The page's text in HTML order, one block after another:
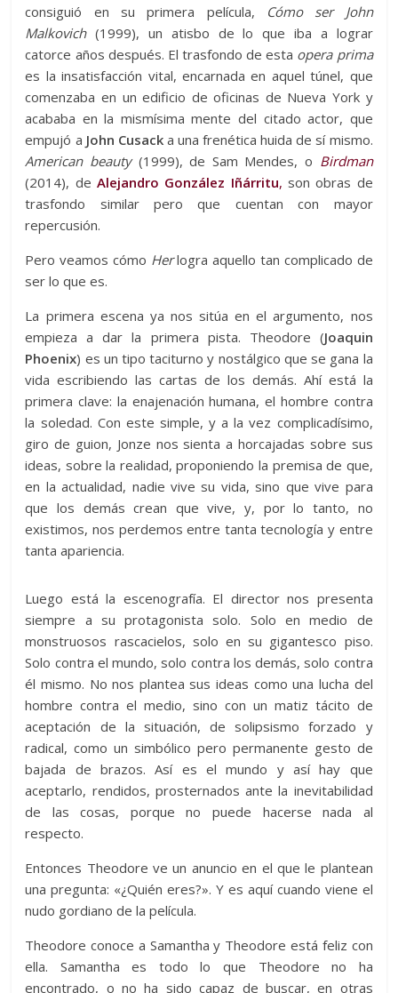
consiguió en su primera película,
Cómo ser John
Malkovich(1999), un atisbo de lo que iba a lograr
catorce años después. El trasfondo de esta opera prima
es la insatisfacción vital, encarnada en aquel túnel, que
comenzaba en un edificio de oficinas de Nueva York y
acababa en la mismísima mente del citado actor, que
empujó a John Cusacka una frenética huida de sí mismo.
American beauty(1999), de Sam Mendes, o Birdman
(2014), de Alejandro González Iñárritu, son obras de
trasfondo similar pero que cuentan con mayor
repercusión.
Pero veamos cómo Herlogra aquello tan complicado de
ser lo que es.
La primera escena ya nos sitúa en el argumento, nos
empieza a dar la primera pista. Theodore (Joaquin
Phoenix) es un tipo taciturno y nostálgico que se gana la
vida escribiendo las cartas de los demás. Ahí está la
primera clave: la enajenación humana, el hombre contra
la soledad. Con este simple, y a la vez complicadísimo,
giro de guion, Jonze nos sienta a horcajadas sobre sus
ideas, sobre la realidad, proponiendo la premisa de que,
en la actualidad, nadie vive su vida, sino que vive para
que los demás crean que vive, y, por lo tanto, no
existimos, nos perdemos entre tanta tecnología y entre
tanta apariencia.
Luego está la escenografía. El director nos presenta
siempre a su protagonista solo. Solo en medio de
monstruosos rascacielos, solo en su gigantesco piso.
Solo contra el mundo, solo contra los demás, solo contra
él mismo. No nos plantea sus ideas como una lucha del
hombre contra el medio, sino con un matiz tácito de
aceptación de la situación, de solipsismo forzado y
radical, como un simbólico pero permanente gesto de
bajada de brazos. Así es el mundo y así hay que
aceptarlo, rendidos, prosternados ante la inevitabilidad
de las cosas, porque no puede hacerse nada al
respecto.
Entonces Theodore ve un anuncio en el que le plantean
una pregunta: «¿Quién eres?». Y es aquí cuando viene el
nudo gordiano de la película.
Theodore conoce a Samantha y Theodore está feliz con
ella. Samantha es todo lo que Theodore no ha
encontrado, o no ha sido capaz de buscar, en otras